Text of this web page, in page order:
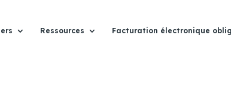
Ressources Facturation électronique